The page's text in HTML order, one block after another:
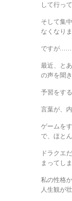
して行っ
そして集
なくなりま
ですが
最近、と
の声を聞き
予習をす
言葉が、
ゲームを
で、ほと
ドラクエ
まってし
私の性格
人生観が